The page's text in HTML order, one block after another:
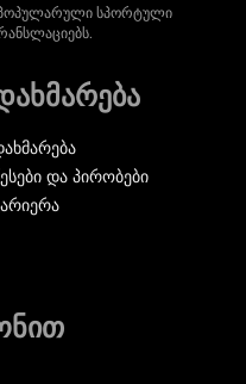
სპორტული
და პირობები